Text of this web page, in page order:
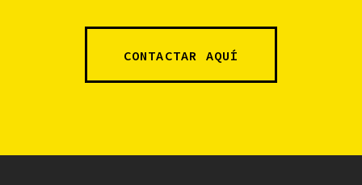
CONTACTAR AQUÍ